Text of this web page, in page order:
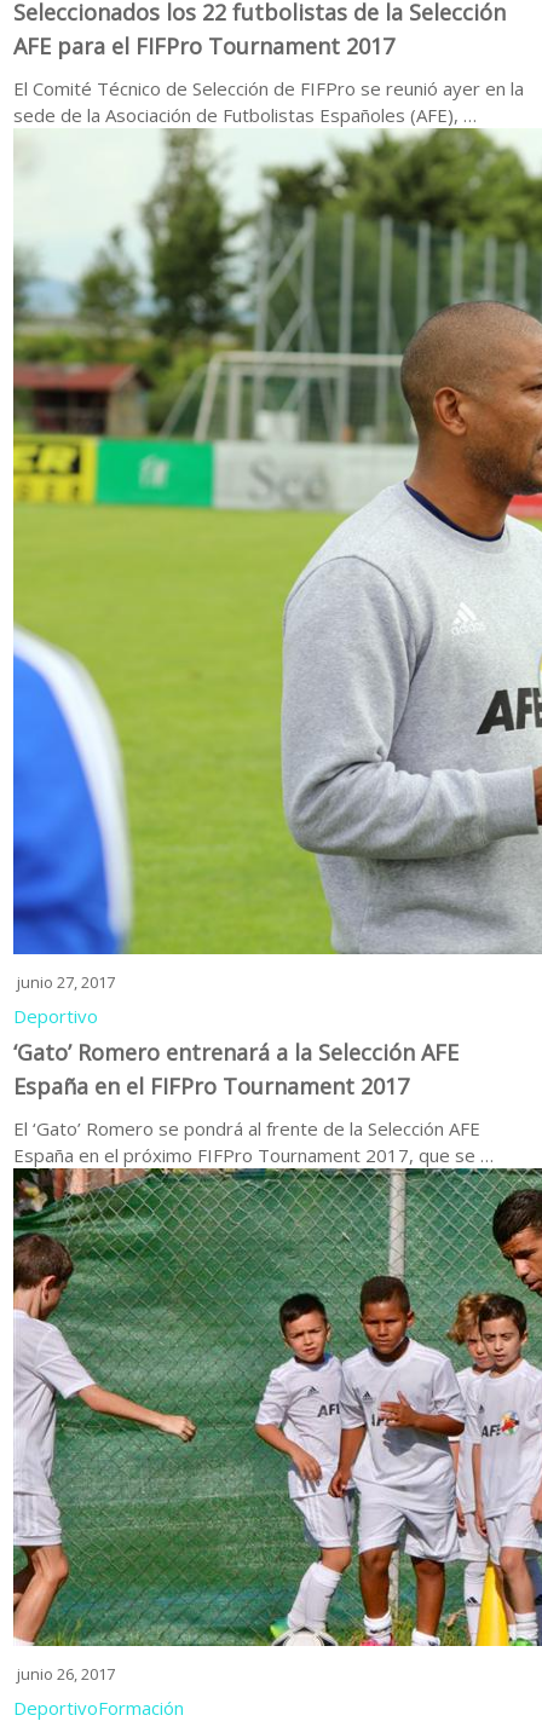
Seleccionados los 22 futbolistas de la Selección
AFE para el FIFPro Tournament 2017
El Comité Técnico de Selección de FIFPro se reunió ayer en la
sede de la Asociación de Futbolistas Españoles (AFE), …
junio 27, 2017
Deportivo
‘Gato’ Romero entrenará a la Selección AFE
España en el FIFPro Tournament 2017
El ‘Gato’ Romero se pondrá al frente de la Selección AFE
España en el próximo FIFPro Tournament 2017, que se …
junio 26, 2017
DeportivoFormación